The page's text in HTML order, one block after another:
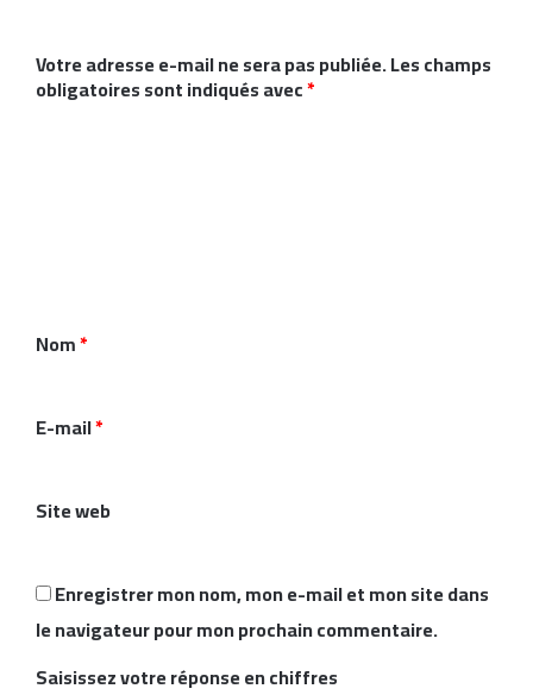
Votre adresse e-mail ne sera pas publiée.Les champs
obligatoires sont indiqués avec*
t
i
*
Nom*
E-mail*
Site web
Enregistrer mon nom, mon e-mail et mon site dans
le navigateur pour mon prochain commentaire.
Saisissez votre réponse en chiffres